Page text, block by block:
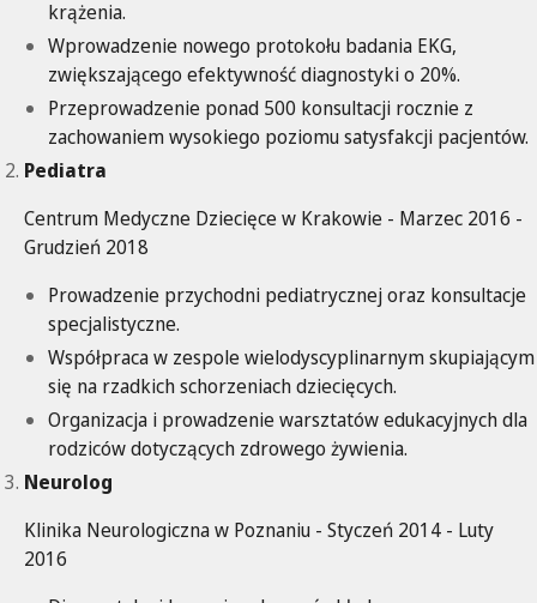
krążenia.
Wprowadzenie nowego protokołu badania EKG,
zwiększającego efektywność diagnostyki o 20%.
Przeprowadzenie ponad 500 konsultacji rocznie z
zachowaniem wysokiego poziomu satysfakcji pacjentów.
Pediatra
Centrum Medyczne Dziecięce w Krakowie - Marzec 2016 -
Grudzień 2018
Prowadzenie przychodni pediatrycznej oraz konsultacje
specjalistyczne.
Współpraca w zespole wielodyscyplinarnym skupiającym
się na rzadkich schorzeniach dziecięcych.
Organizacja i prowadzenie warsztatów edukacyjnych dla
rodziców dotyczących zdrowego żywienia.
Neurolog
Klinika Neurologiczna w Poznaniu - Styczeń 2014 - Luty
2016